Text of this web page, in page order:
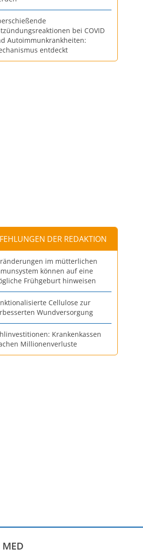
bei COVID
Autoimmunkrankheiten:
entdeckt
DER REDAKTION
im mütterlichen
können auf eine
Frühgeburt hinweisen
Cellulose zur
Wundversorgung
Krankenkassen
Millionenverluste